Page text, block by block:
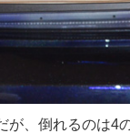
が、倒れるのは4